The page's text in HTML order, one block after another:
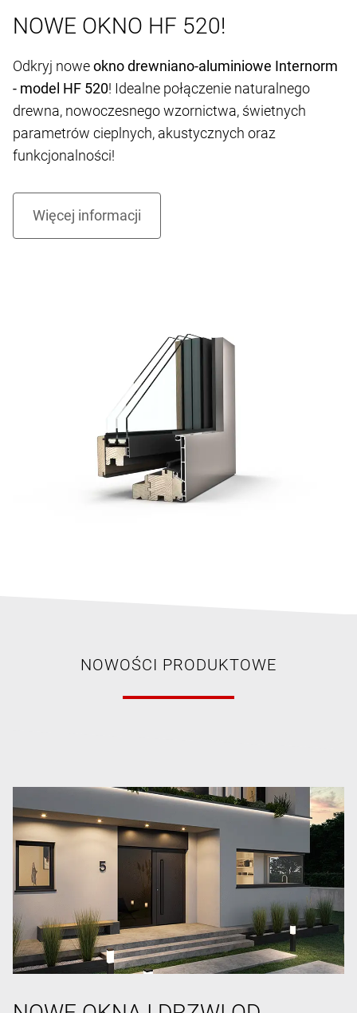
NOWE OKNO HF 520!
Odkryj noweokno drewniano-aluminiowe Internorm
- model HF 520! Idealne połączenie naturalnego
drewna, nowoczesnego wzornictwa, świetnych
parametrów cieplnych, akustycznych oraz
funkcjonalności!
NOWOŚCI PRODUKTOWE